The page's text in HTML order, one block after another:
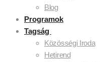
Blog
Programok
Tagság
Közösségi Iroda
Hetirend